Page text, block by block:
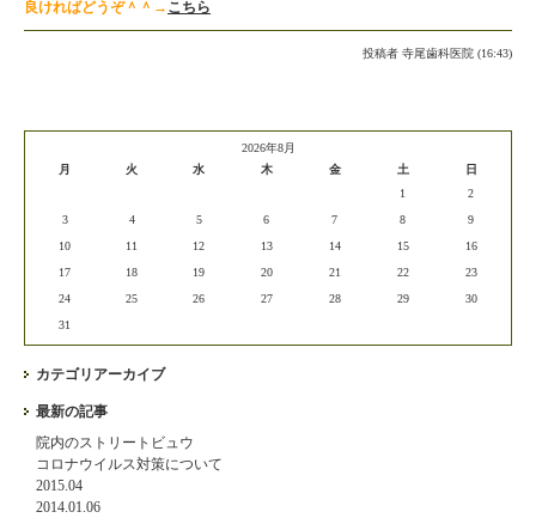
良ければどうぞ＾＾→ こちら
投稿者 寺尾歯科医院 (16:43)
2026年8月
月
火 水 木 金 土
日
1
2
3
4 5 6 7 8
9
10
11 12 13 14 15
16
17
18 19 20 21 22
23
24
25 26 27 28 29
30
31
カテゴリアーカイブ
最新の記事
院内のストリートビュウ
コロナウイルス対策について
2015.04
2014.01.06